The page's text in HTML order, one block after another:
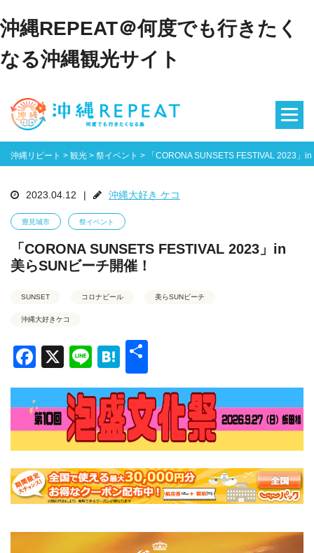
沖縄REPEAT＠何度でも行きたく
なる沖縄観光サイト
沖縄リピート > 観光 > 祭イベント > 「CORONA SUNSETS FESTIVAL 2023」
2023.04.12 | 沖縄大好き ケコ
豊見城市 祭イベント
「CORONA SUNSETS FESTIVAL 2023」in
美らSUNビーチ開催！
SUNSET コロナビール 美らSUNビーチ
沖縄大好きケコ
Facebook
X LineHatena